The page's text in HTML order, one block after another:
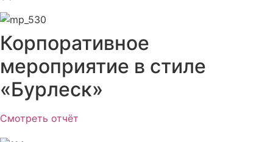
Корпоративное
мероприятие в стиле
«Бурлеск»
Смотреть отчёт